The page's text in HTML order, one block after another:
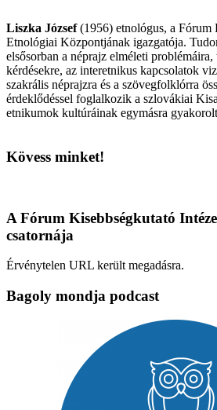
Liszka József(1956) etnológus, a Fórum
Etnológiai Központjának igazgatója.
elsősorban a néprajz elméleti
kérdésekre, az interetnikus kapcsolatok
szakrális néprajzra és a szövegfolklórra
érdeklődéssel foglalkozik a szlovákiai
etnikumok kultúráinak egymásra
Kövess minket!
A Fórum Kisebbségkutató
csatornája
Érvénytelen URL került megadásra.
Bagoly mondja podcast